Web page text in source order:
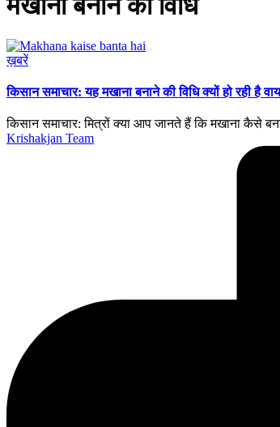
मखाना बनाने की विधि
Posted
ख़बरें
किसान समाचार: यह मखाना बनाने की विधि क्यों हो
किसान समाचार: मित्रों क्या आप जानते हैं कि मखाना कैसे
Posted
Krishakjan Team